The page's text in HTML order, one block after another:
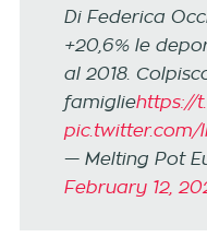
Di Federica
+20,6% le
al 2018.
famigliehttps://
pic.twitter.com/
— Melting Pot
February 12,